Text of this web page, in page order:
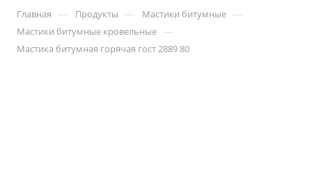
Главная — Продукты — Мастики битумные —
Мастики битумные кровельные —
Мастика битумная горячая гост 2889 80